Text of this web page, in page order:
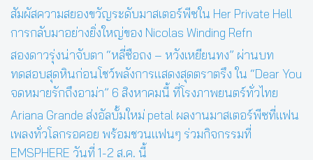
สัมผัสความสยองขวัญระดับมาสเตอร์พีซใน Her Private Hell
การกลับมาอย่างยิ่งใหญ่ของ Nicolas Winding Refn
สองดาวรุ่งน่าจับตา “หลี่ซือถง – หวังเหยียนทง” ผ่านบท
ทดสอบสุดหินก่อนโชว์พลังการแสดงสุดตราตรึง ใน “Dear You
จดหมายรักถึงอาม่า” 6 สิงหาคมนี้ ที่โรงภาพยนตร์ทั่วไทย
Ariana Grande ส่งอัลบั้มใหม่ petal ผลงานมาสเตอร์พีซที่แฟน
เพลงทั่วโลกรอคอย พร้อมชวนแฟนๆ ร่วมกิจกรรมที่
EMSPHERE วันที่ 1-2 ส.ค. นี้